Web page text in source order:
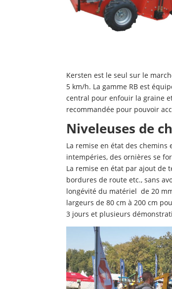
Kersten est le seul sur le
5 km/h. La gamme RB est
central pour enfouir la graine
recommandée pour pouvoir
Niveleuses de
La remise en état des
intempéries, des ornières se
La remise en état par ajout de
bordures de route etc., sans
longévité du matériel de 20
largeurs de 80 cm à 200 cm
3 jours et plusieurs